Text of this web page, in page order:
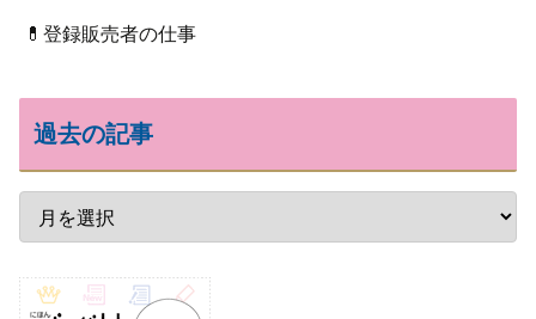
💊登録販売者の仕事
過去の記事